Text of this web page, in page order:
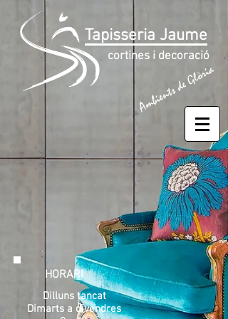
Tapisseria Jaume
cortines i decoració
HORARI
Dilluns tancat
Dimarts a divendres